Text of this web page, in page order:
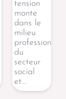
tension
monte
dans le
milieu
professionnel
du
secteur
social
et…